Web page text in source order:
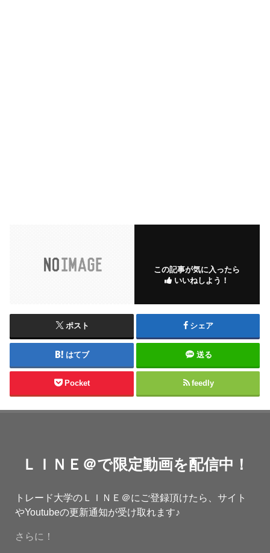
この記事が気に入ったら
いいねしよう！
ポスト シェア
はてブ 送る
Pocket feedly
ＬＩＮＥ＠で限定動画を配信中！
トレード大学のＬＩＮＥ＠にご登録頂けたら、サイト
やYoutubeの更新通知が受け取れます♪
さらに！